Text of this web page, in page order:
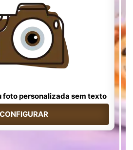
foto personalizada sem texto
CONFIGURAR